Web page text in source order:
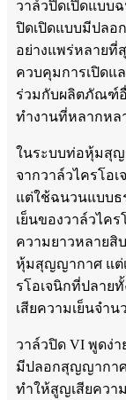
วาล์วปิดเปิดแบบ
ปิดเปิดแบบมีปลอ
อย่างแพร่หลายที่
ควบคุมการเปิดแ
ร่วมกับผลิตภัณฑ์อื่
ทำงานที่หลากหล
ในระบบท่อหุ้มสุญ
จากวาล์วไครโอ
แต่ใช้ฉนวนแบบธ
เย็นของวาล์วไค
ความยาวหลายสิ
หุ้มสุญญากาศ แต่
รโอเจนิกที่ปลาย
เสียความเย็นจำน
วาล์วปิด VI พูดง่
มีปลอกสุญญากา
ทำให้สูญเสียควา